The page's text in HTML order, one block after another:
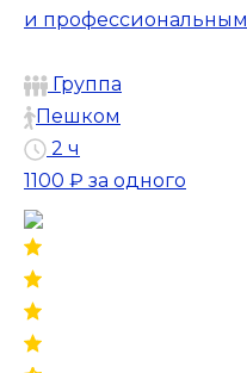
и
Группа
Пешком
2 ч
1100 ₽ за одного